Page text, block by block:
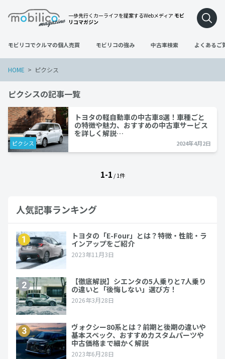
一歩先行くカーライフを提案するWebメディア モビ
リコマガジン
モビリコでクルマの個人売買 モビリコの強み 中古車検索 よくあるご
HOME ピクシス
ピクシスの記事一覧
ピクシス
トヨタの軽自動車の中古車8選！車種ごと
の特徴や魅力、おすすめの中古車サービス
を詳しく解説…
2024年4月2日
1-1 / 1件
人気記事ランキング